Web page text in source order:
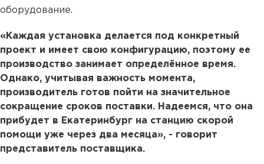
оборудование.
«Каждая установка делается под конкретный
проект и имеет свою конфигурацию, поэтому ее
производство занимает определённое время.
Однако, учитывая важность момента,
производитель готов пойти на значительное
сокращение сроков поставки. Надеемся, что она
прибудет в Екатеринбург на станцию скорой
помощи уже через два месяца», - говорит
представитель поставщика.